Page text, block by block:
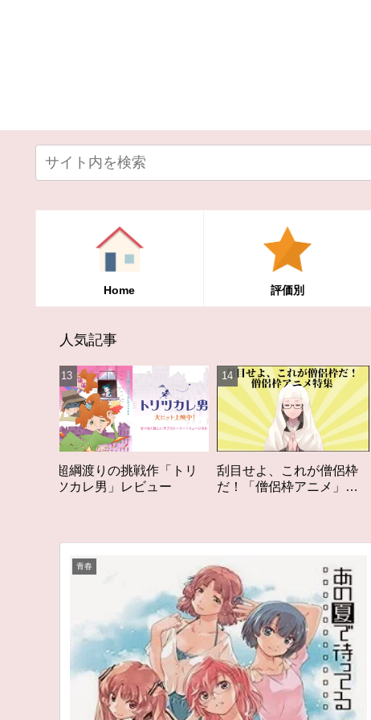
Home 評価別
人気記事
刮目せよ、これが僧侶枠
だ！「僧侶枠アニメ」特
「オタク歴２０年の私を
構成する５つのアニメ」
青春